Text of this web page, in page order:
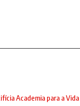
Academia para a